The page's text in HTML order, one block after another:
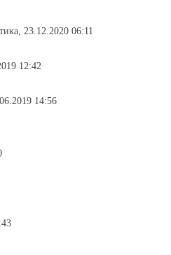
23.12.2020 06:11
12:42
14:56